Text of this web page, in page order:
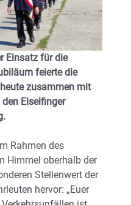
Einsatz für die
feierte die
zusammen mit
Eiselfinger
Rahmen des
Himmel oberhalb der
Stellenwert der
hervor: „Euer